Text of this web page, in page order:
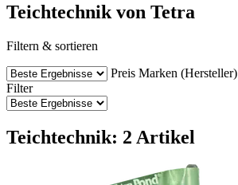
Teichtechnik von Tetra
Filtern & sortieren
Preis Marken (Hersteller)
Filter
Teichtechnik: 2 Artikel